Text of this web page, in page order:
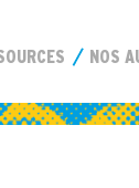
NOS